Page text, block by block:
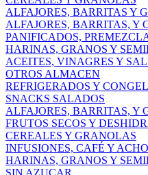
ALFAJORES, BARRITAS Y
ALFAJORES, BARRITAS, Y
PANIFICADOS,
HARINAS, GRANOS Y
ACEITES, VINAGRES Y
OTROS ALMACEN
REFRIGERADOS Y
SNACKS SALADOS
ALFAJORES, BARRITAS, Y
FRUTOS SECOS Y
CEREALES Y GRANOLAS
INFUSIONES, CAFÉ Y
HARINAS, GRANOS Y
SIN AZUCAR